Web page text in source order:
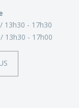
13h30 - 17h30
13h30 - 17h00